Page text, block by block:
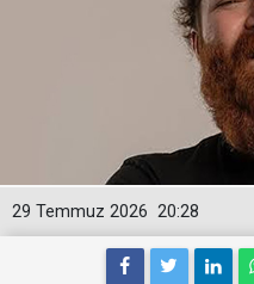
20:28
29 Temmuz 2026